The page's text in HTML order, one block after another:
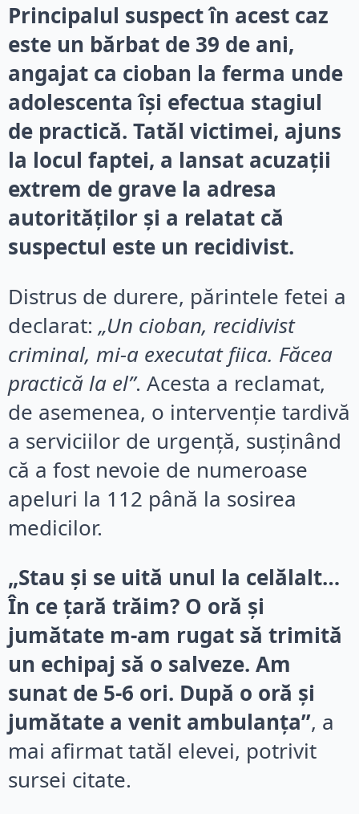
Principalul suspect în acest caz
este un bărbat de 39 de ani,
angajat ca cioban la ferma unde
adolescenta își efectua stagiul
de practică. Tatăl victimei, ajuns
la locul faptei, a lansat acuzații
extrem de grave la adresa
autorităților și a relatat că
suspectul este un recidivist.
Distrus de durere, părintele fetei a
declarat: „Un cioban, recidivist
criminal, mi-a executat fiica. Făcea
practică la el”. Acesta a reclamat,
de asemenea, o intervenție tardivă
a serviciilor de urgență, susținând
că a fost nevoie de numeroase
apeluri la 112 până la sosirea
medicilor.
„Stau și se uită unul la celălalt…
În ce țară trăim? O oră și
jumătate m-am rugat să trimită
un echipaj să o salveze. Am
sunat de 5-6 ori. După o oră și
jumătate a venit ambulanța”, a
mai afirmat tatăl elevei, potrivit
sursei citate.